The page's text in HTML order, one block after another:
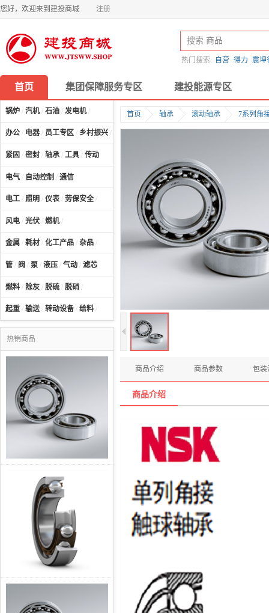
您好，欢迎来到建投商城 注册
热门搜索: 自营 得力 震坤
首页 集团保障服务专区 建投能源专区
锅炉 / 汽机/ 石油 / 发电机/
办公 / 电器 / 员工专区 / 乡村振兴 /
紧固 / 密封 / 轴承 / 工具 / 传动
电气 / 自动控制 / 通信
电工 / 照明 / 仪表 / 劳保安全 /
风电 / 光伏 / 燃机/
金属 / 耗材 / 化工产品 / 杂品 /
管 / 阀 / 泵 / 液压 / 气动 / 滤芯
燃料 / 除灰 / 脱硫 / 脱硝 /
起重 / 输送/ 转动设备 / 给料 /
热销商品
首页 轴承 滚动轴承 7系列角
商品介绍 商品参数 包装
商品介绍